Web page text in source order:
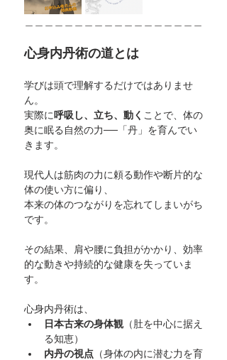
心身内丹術の道とは
学びは頭で理解するだけではありませ
ん。
実際に呼吸し、立ち、動く ことで、体の
奥に眠る自然の力──「丹」を育んでい
きます。
現代人は筋肉の力に頼る動作や断片的な
体の使い方に偏り、
本来の体のつながりを忘れてしまいがち
です。
その結果、肩や腰に負担がかかり、効率
的な動きや持続的な健康を失っていま
す。
心身内丹術は、
日本古来の身体観 （肚を中心に据え
る知恵）
内丹の視点 （身体の内に潜む力を育